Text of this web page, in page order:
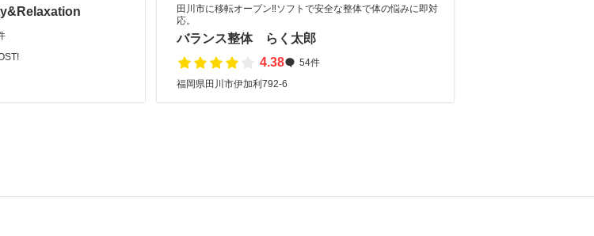
田川市に移転オープン‼️ソフトで安全な整体で体の悩みに即対
応。
バランス整体 らく太郎
4.38
54件
福岡県田川市伊加利792-6